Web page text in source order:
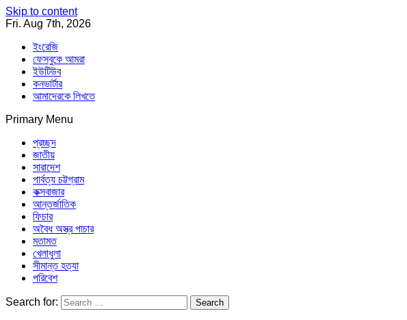
Skip to content
Fri. Aug 7th, 2026
ইংরেজি
ফেসবুকে আমরা
ইউটিউব
কনভার্টার
আমাদেরকে লিখতে
Primary Menu
Southeast Asia Journal
প্রচ্ছদ
জাতীয়
সারাদেশ
পার্বত্য চট্টগ্রাম
কক্সবাজার
আন্তর্জাতিক
ফিচার
অবৈধ অস্ত্র পাচার
মতামত
খেলাধুলা
সীমান্ত হত্যা
পরিবেশ
Search for: